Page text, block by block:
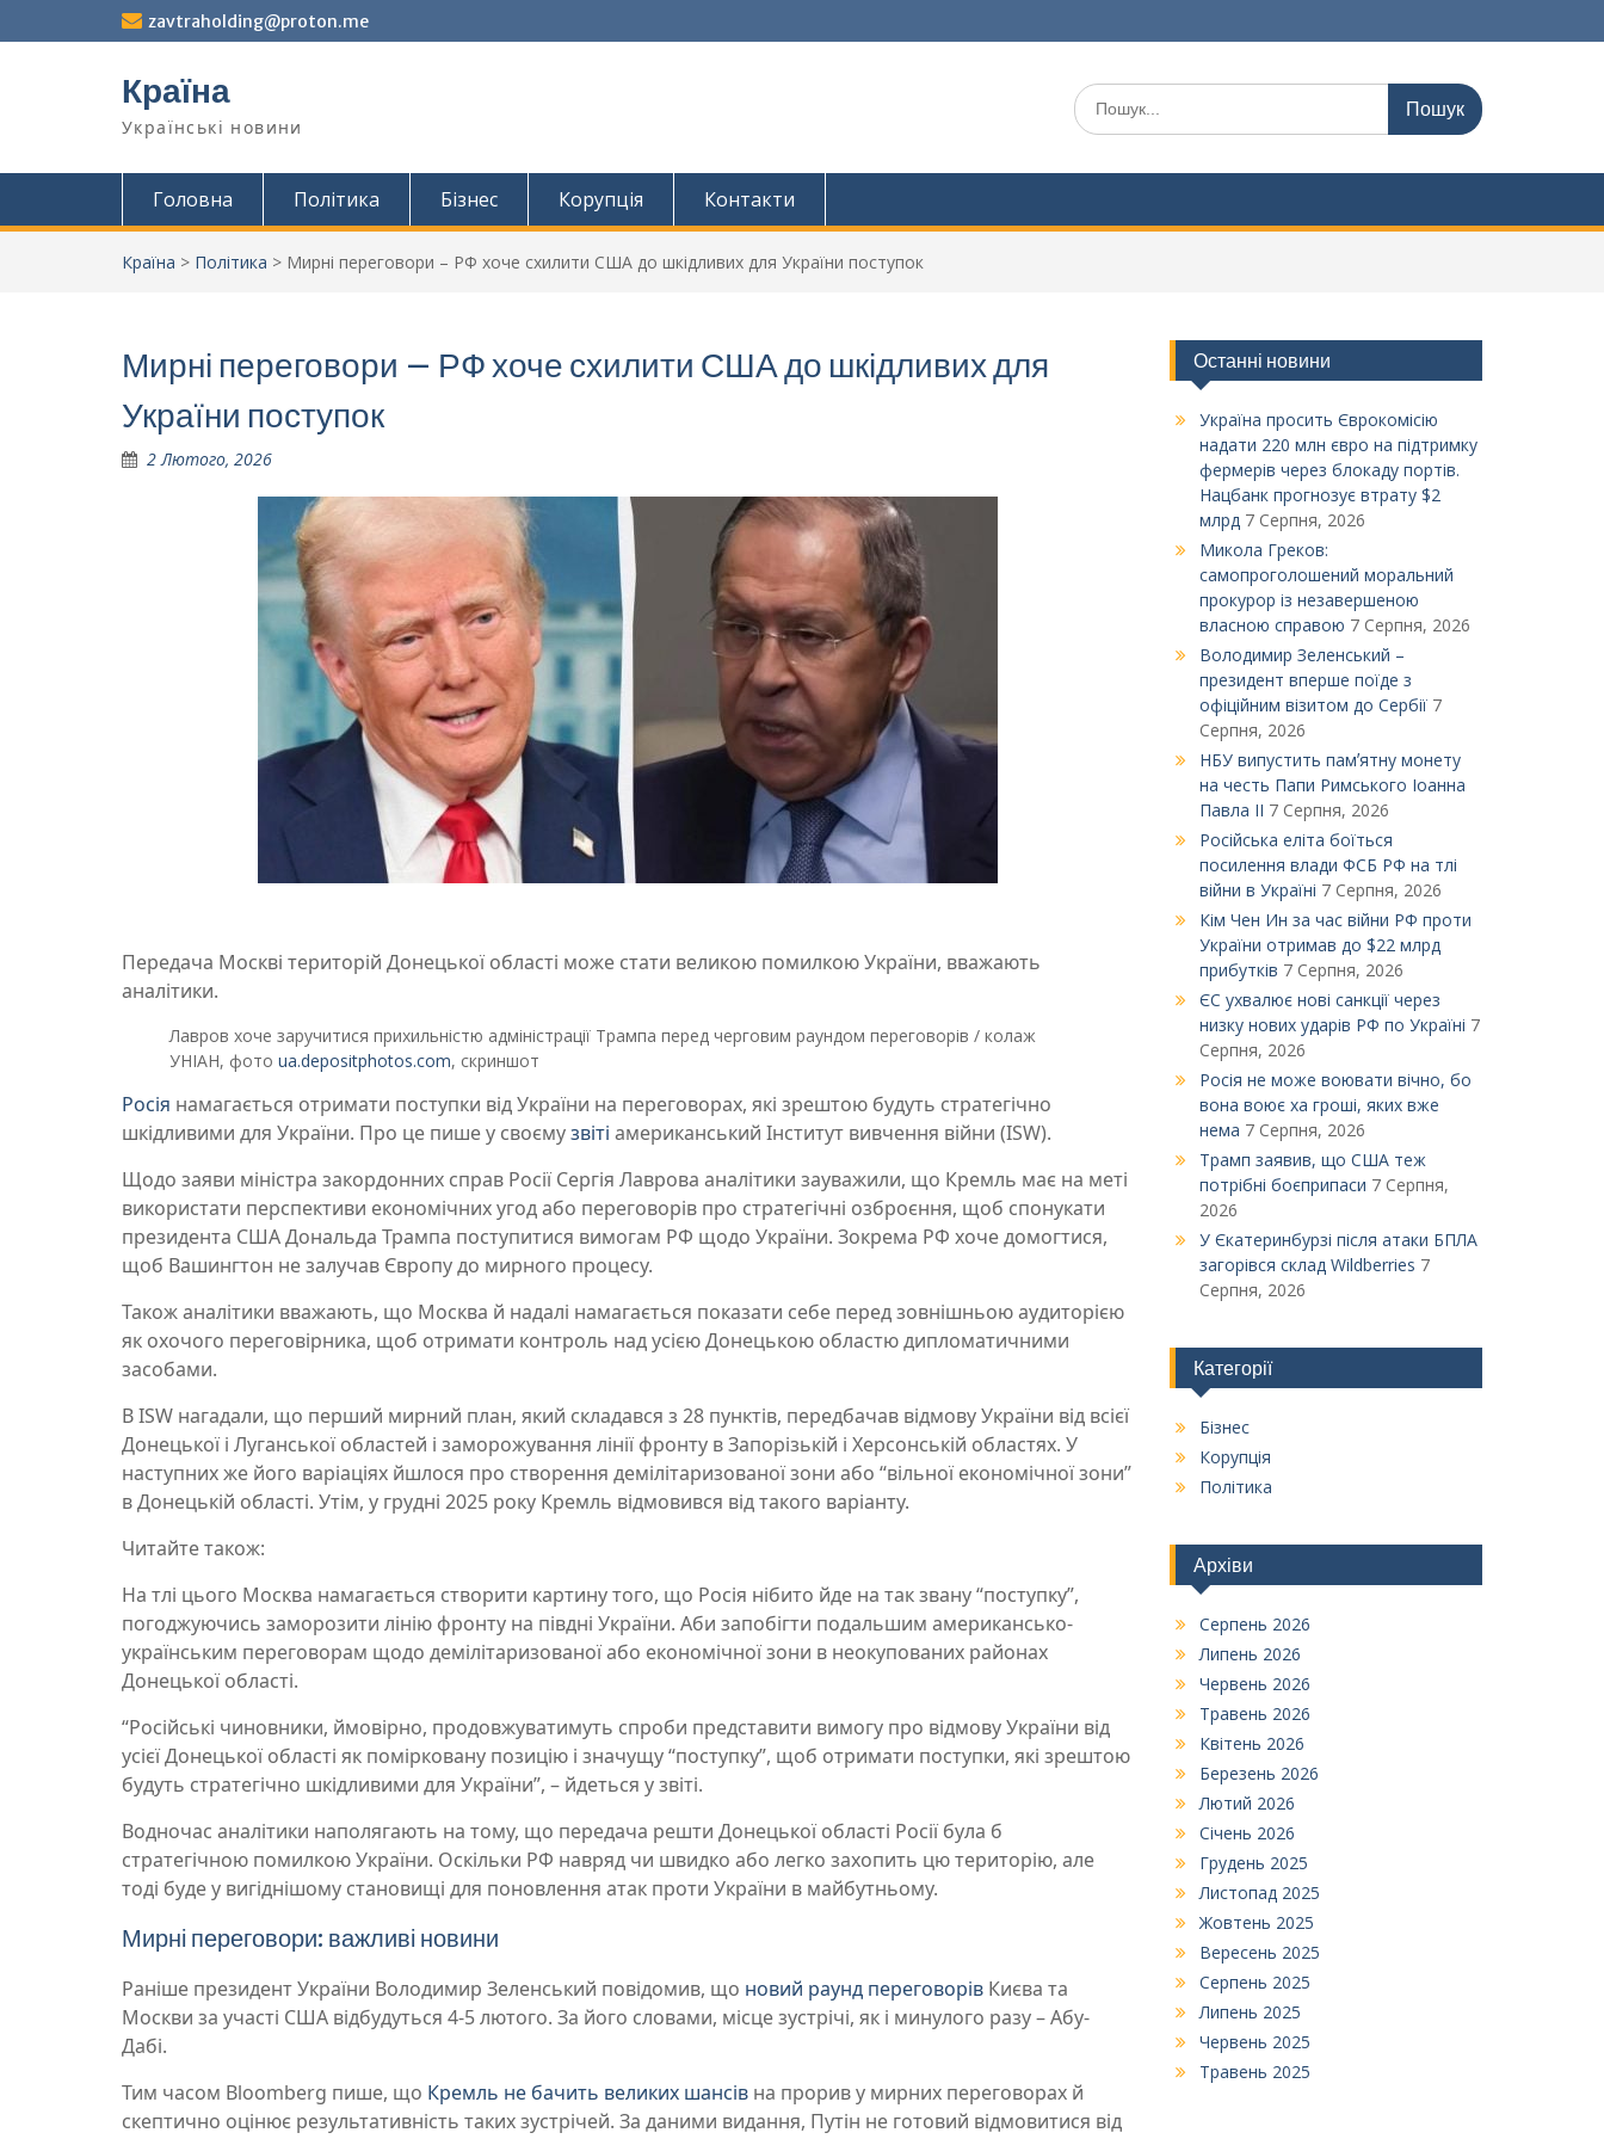
до
zavtraholding@proton.me
Країна
Українські новини
Шукати:
Головна Політика Бізнес Корупція Контакти
Країна > Політика > Мирні переговори – РФ хоче схилити США до шкідливих для України поступок
Мирні переговори – РФ хоче схилити США до шкідливих для
України поступок
2 Лютого, 2026
Передача Москві територій Донецької області може стати великою помилкою України, вважають
аналітики.
Лавров хоче заручитися прихильністю адміністрації Трампа перед черговим раундом переговорів / колаж
УНІАН, фото ua.depositphotos.com, скриншот
Росія намагається отримати поступки від України на переговорах, які зрештою будуть стратегічно
шкідливими для України. Про це пише у своємузвіті американський Інститут вивчення війни (ISW).
Щодо заяви міністра закордонних справ Росії Сергія Лаврова аналітики зауважили, що Кремль має на меті
використати перспективи економічних угод або переговорів про стратегічні озброєння, щоб спонукати
президента США Дональда Трампа поступитися вимогам РФ щодо України. Зокрема РФ хоче домогтися,
щоб Вашингтон не залучав Європу до мирного процесу.
Також аналітики вважають, що Москва й надалі намагається показати себе перед зовнішньою аудиторією
як охочого переговірника, щоб отримати контроль над усією Донецькою областю дипломатичними
засобами.
В ISW нагадали, що перший мирний план, який складався з 28 пунктів, передбачав відмову України від всієї
Донецької і Луганської областей і заморожування лінії фронту в Запорізькій і Херсонській областях. У
наступних же його варіаціях йшлося про створення демілітаризованої зони або “вільної економічної зони”
в Донецькій області. Утім, у грудні 2025 року Кремль відмовився від такого варіанту.
Читайте також:
На тлі цього Москва намагається створити картину того, що Росія нібито йде на так звану “поступку”,
погоджуючись заморозити лінію фронту на півдні України. Аби запобігти подальшим американсько-
українським переговорам щодо демілітаризованої або економічної зони в неокупованих районах
Донецької області.
“Російські чиновники, ймовірно, продовжуватимуть спроби представити вимогу про відмову України від
усієї Донецької області як помірковану позицію і значущу “поступку”, щоб отримати поступки, які зрештою
будуть стратегічно шкідливими для України”, – йдеться у звіті.
Водночас аналітики наполягають на тому, що передача решти Донецької області Росії була б
стратегічною помилкою України. Оскільки РФ навряд чи швидко або легко захопить цю територію, але
тоді буде у вигіднішому становищі для поновлення атак проти України в майбутньому.
Мирні переговори: важливі новини
Раніше президент України Володимир Зеленський повідомив, що новий раунд переговорів Києва та
Москви за участі США відбудуться 4-5 лютого. За його словами, місце зустрічі, як і минулого разу – Абу-
Дабі.
Тим часом Bloomberg пише, що Кремль не бачить великих шансів на прорив у мирних переговорах й
скептично оцінює результативність таких зустрічей. За даними видання, Путін не готовий відмовитися від
Останні новини
Україна просить Єврокомісію
надати 220 млн євро на підтримку
фермерів через блокаду портів.
Нацбанк прогнозує втрату $2
млрд 7 Серпня, 2026
Микола Греков:
самопроголошений моральний
прокурор із незавершеною
власною справою 7 Серпня, 2026
Володимир Зеленський –
президент вперше поїде з
офіційним візитом до Сербії 7
Серпня, 2026
НБУ випустить памʼятну монету
на честь Папи Римського Іоанна
Павла ІІ 7 Серпня, 2026
Російська еліта боїться
посилення влади ФСБ РФ на тлі
війни в Україні 7 Серпня, 2026
Кім Чен Ин за час війни РФ проти
України отримав до $22 млрд
прибутків 7 Серпня, 2026
ЄС ухвалює нові санкції через
низку нових ударів РФ по Україні 7
Серпня, 2026
Росія не може воювати вічно, бо
вона воює ха гроші, яких вже
нема 7 Серпня, 2026
Трамп заявив, що США теж
потрібні боєприпаси 7 Серпня,
2026
У Єкатеринбурзі після атаки БПЛА
загорівся склад Wildberries 7
Серпня, 2026
Категорії
Бізнес
Корупція
Політика
Архіви
Серпень 2026
Липень 2026
Червень 2026
Травень 2026
Квітень 2026
Березень 2026
Лютий 2026
Січень 2026
Грудень 2025
Листопад 2025
Жовтень 2025
Вересень 2025
Серпень 2025
Липень 2025
Червень 2025
Травень 2025